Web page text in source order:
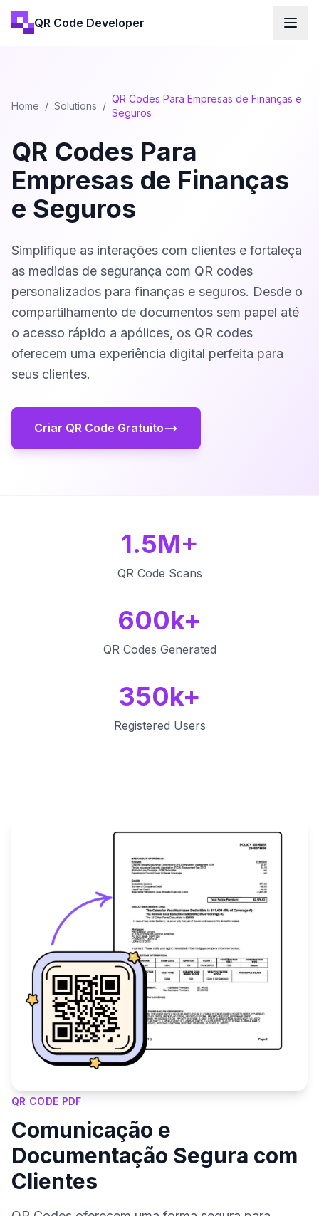
QR Code Developer
Home / Solutions /
QR Codes Para Empresas de Finanças e
Seguros
QR Codes Para
Empresas de Finanças
e Seguros
Simplifique as interações com clientes e fortaleça
as medidas de segurança com QR codes
personalizados para finanças e seguros. Desde o
compartilhamento de documentos sem papel até
o acesso rápido a apólices, os QR codes
oferecem uma experiência digital perfeita para
seus clientes.
Criar QR Code Gratuito
1.5M+
QR Code Scans
600k+
QR Codes Generated
350k+
Registered Users
QR CODE PDF
Comunicação e
Documentação Segura com
Clientes